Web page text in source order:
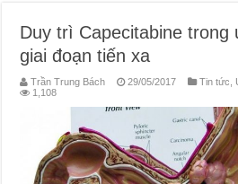
Duy trì Capecitabine trong
giai đoạn tiến xa
Trần Trung Bách 29/05/2017 Tin tức
1,108